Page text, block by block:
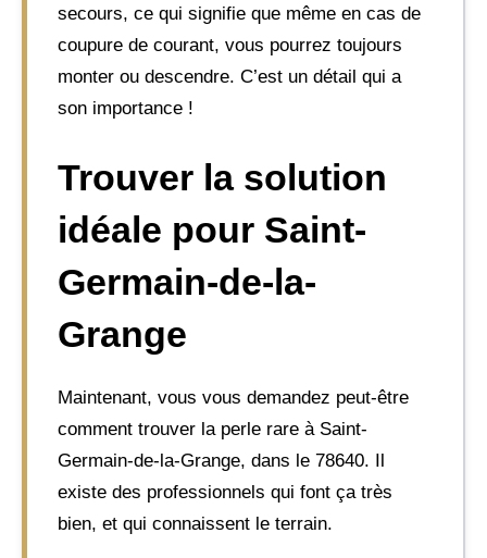
secours, ce qui signifie que même en cas de
coupure de courant, vous pourrez toujours
monter ou descendre. C’est un détail qui a
son importance !
Trouver la solution
idéale pour Saint-
Germain-de-la-
Grange
Maintenant, vous vous demandez peut-être
comment trouver la perle rare à Saint-
Germain-de-la-Grange, dans le 78640. Il
existe des professionnels qui font ça très
bien, et qui connaissent le terrain.